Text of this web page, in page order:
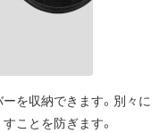
を収納できます。別々に
ことを防ぎます。